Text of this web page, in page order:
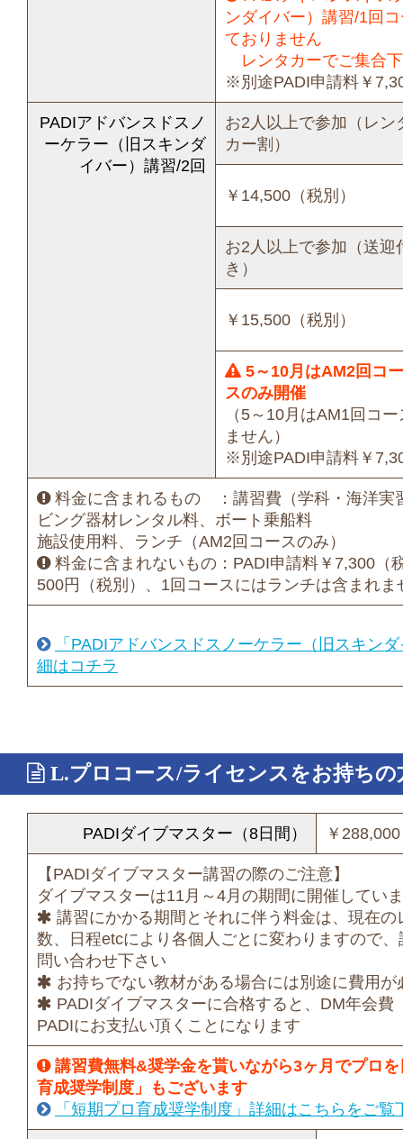
ンダイバー）講習/1回
ておりません
レンタカーでご集合
※別途PADI申請料￥
PADIアドバンスドスノ
ーケラー（旧スキンダ
イバー）講習/2回
お2人以上で参加（レン
カー割）
￥14,500（税別）
お2人以上で参加（送迎
き）
￥15,500（税別）
5～10月はAM2回コ
スのみ開催
（5～10月はAM1回コ
ません）
※別途PADI申請料￥
料金に含まれるもの ：講習費（学科・海洋実
ビング器材レンタル料、ボート乗船料
施設使用料、ランチ（AM2回コースのみ）
料金に含まれないもの：PADI申請料￥7,300（
500円（税別）、1回コースにはランチは含まれま
「PADIアドバンスドスノーケラー（旧スキン
細はコチラ
L.プロコース/ライセンスをお持ちの
PADIダイブマスター（8日間） ￥
【PADIダイブマスター講習の際のご注意】
ダイブマスターは11月～4月の期間に開催してい
講習にかかる期間とそれに伴う料金は、現在の
数、日程etcにより各個人ごとに変わりますので
問い合わせ下さい
お持ちでない教材がある場合には別途に費用が
PADIダイブマスターに合格すると、DM年会費
PADIにお支払い頂くことになります
講習費無料&奨学金を貰いながら3ヶ月でプロ
育成奨学制度」もございます
「短期プロ育成奨学制度」詳細はこちらをご覧